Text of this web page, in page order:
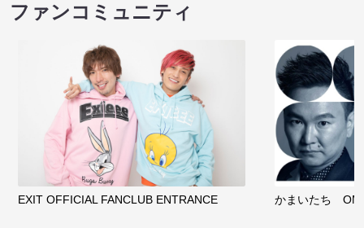
ファンコミュニティ
EXIT OFFICIAL FANCLUB ENTRANCE かまいたち